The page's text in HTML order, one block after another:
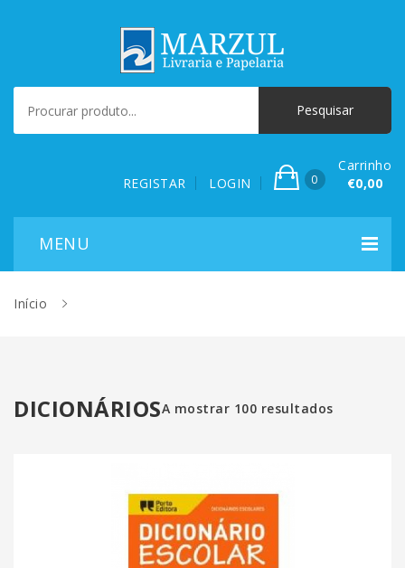
REGISTAR LOGIN 0
Carrinho
€0,00
Início
DICIONÁRIOSA mostrar 100 resultados